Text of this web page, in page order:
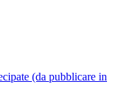
(da pubblicare in